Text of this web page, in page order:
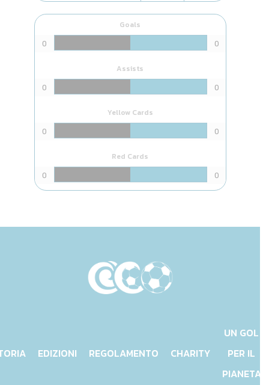
Goals
0 0
Assists
0 0
Yellow Cards
0 0
Red Cards
0 0
EDIZIONI REGOLAMENTO CHARITY
UN GOL
PER IL
PIANETA